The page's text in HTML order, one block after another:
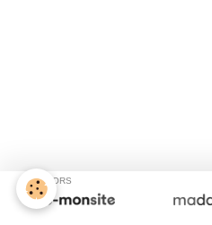
SPONSORS